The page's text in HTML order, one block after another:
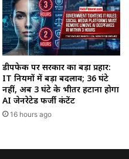
डीपफेक पर सरकार का बड़ा प्रहार:
IT नियमों में बड़ा बदलाव; 36 घंटे
नहीं, अब 3 घंटे के भीतर हटाना होगा
AI जेनरेटेड फर्जी कंटेंट
16 hours ago